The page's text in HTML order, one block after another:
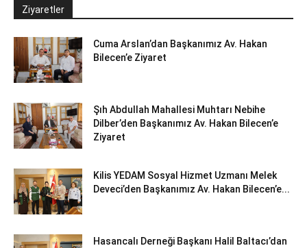
Ziyaretler
Cuma Arslan’dan Başkanımız Av. Hakan
Bilecen’e Ziyaret
Şıh Abdullah Mahallesi Muhtarı Nebihe
Dilber’den Başkanımız Av. Hakan Bilecen’e
Ziyaret
Kilis YEDAM Sosyal Hizmet Uzmanı Melek
Deveci’den Başkanımız Av. Hakan Bilecen’e...
Hasancalı Derneği Başkanı Halil Baltacı’dan